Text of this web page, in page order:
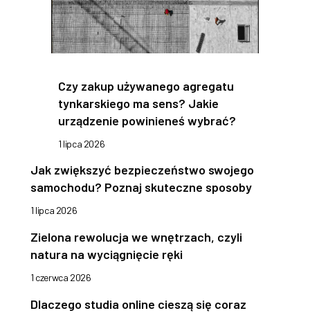
Czy zakup używanego agregatu
tynkarskiego ma sens? Jakie
urządzenie powinieneś wybrać?
1 lipca 2026
Jak zwiększyć bezpieczeństwo swojego
samochodu? Poznaj skuteczne sposoby
1 lipca 2026
Zielona rewolucja we wnętrzach, czyli
natura na wyciągnięcie ręki
1 czerwca 2026
Dlaczego studia online cieszą się coraz